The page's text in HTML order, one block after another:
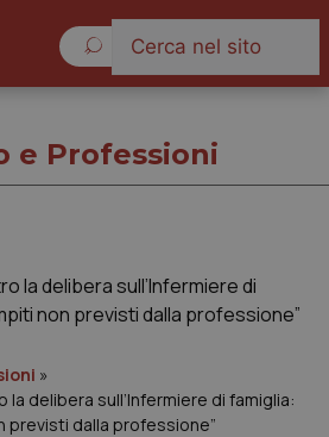
e Professioni
»
la delibera sull’Infermiere di famiglia:
previsti dalla professione”